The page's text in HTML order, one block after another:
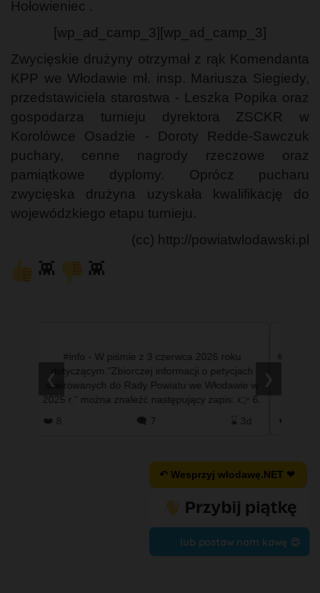
Hołowieniec .
[wp_ad_camp_3][wp_ad_camp_3]
Zwycięskie drużyny otrzymał z rąk Komendanta
KPP we Włodawie mł. insp. Mariusza Siegiedy,
przedstawiciela starostwa - Leszka Popika oraz
gospodarza turnieju dyrektora ZSCKR w
Korolówce Osadzie - Doroty Redde-Sawczuk
puchary, cenne nagrody rzeczowe oraz
pamiątkowe dyplomy. Oprócz pucharu
zwycięska drużyna uzyskała kwalifikację do
wojewódzkiego etapu turnieju.
(cc) http://powiatwlodawski.pl
👾 👾
#info - W piśmie z 3 czerwca 2026 roku
dotyczącym "Zbiorczej informacji o petycjach
skierowanych do Rady Powiatu we Włodawie w
2025 r.” można znaleźć następujący zapis: 👉 6.
❤️ 8 🗨️ 7 ⌛ 3d
#info -
❤️ 21
↶ Wesprzyj wlodawę.NET ❤
lub postaw nam kawę 😍